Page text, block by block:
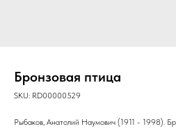
Бронзовая птица
SKU: RD00000529
Рыбаков, Анатолий Наумович (1911 - 1998).